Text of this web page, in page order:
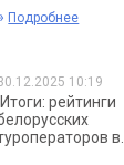
Подробнее
10:19
Итоги: рейтинги
в...